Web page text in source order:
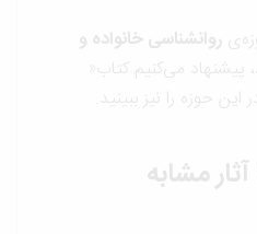
روانشناسی خانواده و
می‌کنیم کتاب«
را نیز ببینید.
مشابه